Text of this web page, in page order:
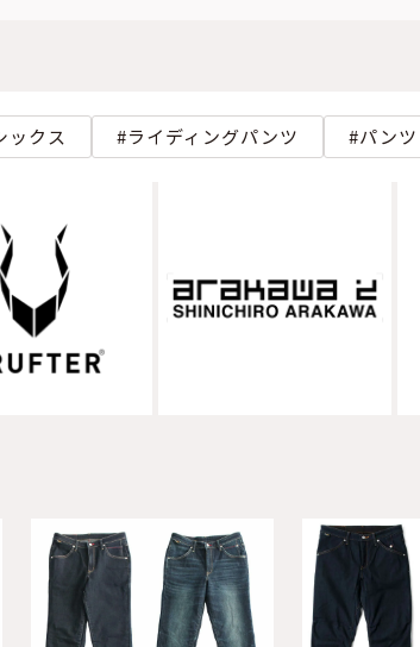
ックス ライディングパンツ パンツ